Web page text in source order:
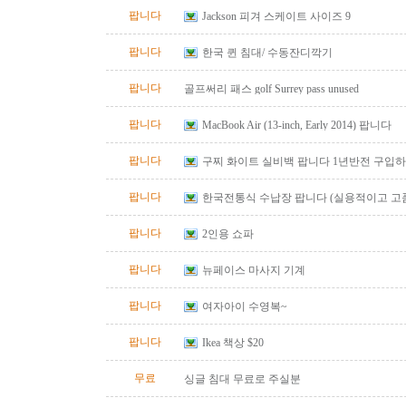
팝니다
Jackson 피겨 스케이트 사이즈 9
팝니다 한국 퀸 침대/ 수동잔디깍기
팝니다 골프써리 패스 golf Surrey pass unused
팝니다 MacBook Air (13-inch, Early 2014) 팝니다
팝니다
구찌 화이트 실비백 팝니다 1년반전 구입
팝니다
한국전통식 수납장 팝니다 (실용적이고 고
팝니다 2인용 쇼파
팝니다 뉴페이스 마사지 기계
팝니다 여자아이 수영복~
팝니다 Ikea 책상 $20
무료 싱글 침대 무료로 주실분